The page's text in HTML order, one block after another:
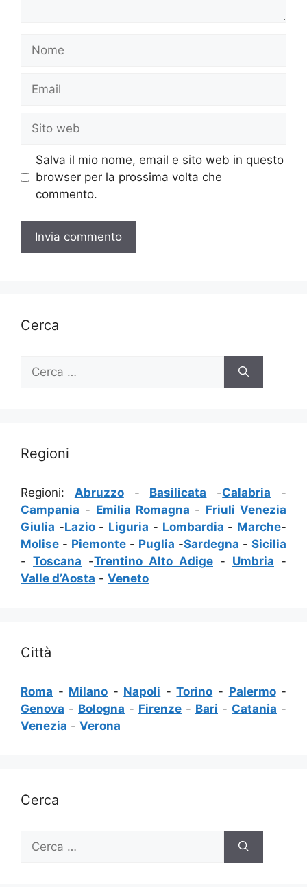
Nome
Email
Sito
web
Salva il mio nome, email e sito web in questo
browser per la prossima volta che
commento.
Cerca
per:
Regioni
Regioni: Abruzzo- Basilicata -Calabria -
Campania - Emilia Romagna - Friuli Venezia
Giulia -Lazio- Liguria - Lombardia - Marche-
Molise - Piemonte - Puglia -Sardegna - Sicilia
- Toscana -Trentino Alto Adige - Umbria -
Valle d’Aosta - Veneto
Città
Roma - Milano - Napoli -Torino - Palermo-
Genova - Bologna - Firenze - Bari - Catania -
Venezia - Verona
Cerca
per: